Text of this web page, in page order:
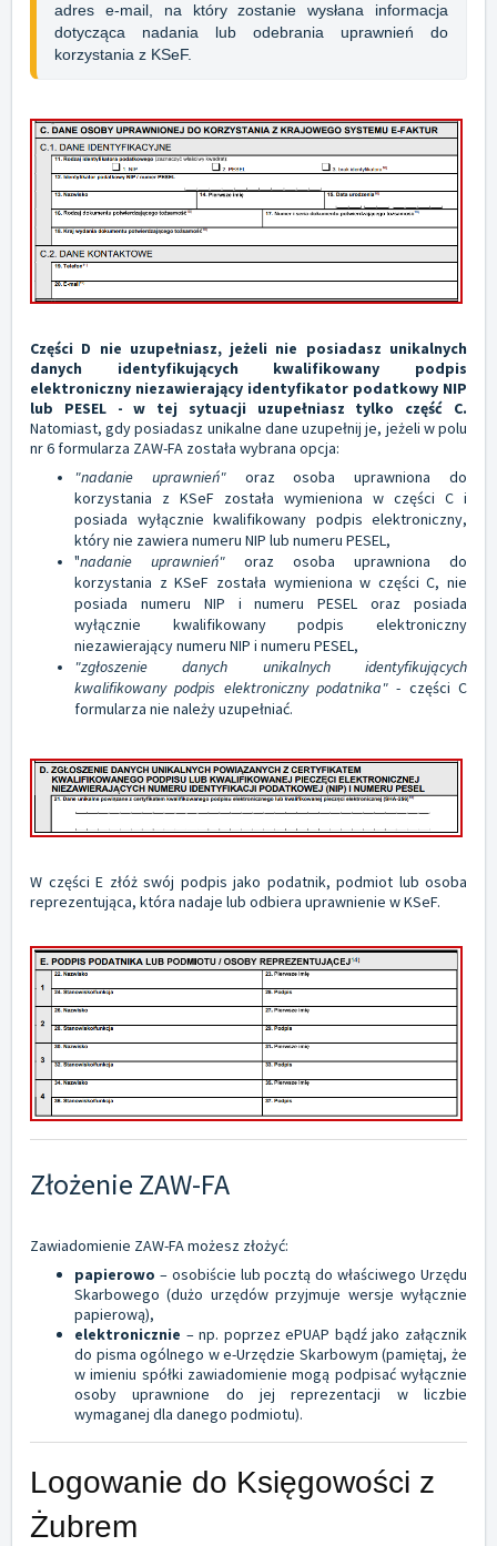
adres e-mail, na który zostanie wysłana informacja
dotycząca nadania lub odebrania uprawnień do
korzystania z KSeF.
Części D nie uzupełniasz, jeżeli nie posiadasz unikalnych
danych identyfikujących kwalifikowany podpis
elektroniczny niezawierający identyfikator podatkowy NIP
lub PESEL - w tej sytuacji uzupełniasz tylko część C.
Natomiast, gdy posiadasz unikalne dane uzupełnij je, jeżeli w polu
nr 6 formularza ZAW-FA została wybrana opcja:
"nadanie uprawnień"oraz osoba uprawniona do
korzystania z KSeF została wymieniona w części C i
posiada wyłącznie kwalifikowany podpis elektroniczny,
który nie zawiera numeru NIP lub numeru PESEL,
"nadanie uprawnień" oraz osoba uprawniona do
korzystania z KSeF została wymieniona w części C, nie
posiada numeru NIP i numeru PESEL oraz posiada
wyłącznie kwalifikowany podpis elektroniczny
niezawierający numeru NIP i numeru PESEL,
"zgłoszenie danych unikalnych identyfikujących
kwalifikowany podpis elektroniczny podatnika" - części C
formularza nie należy uzupełniać.
W części E złóż swój podpis jako podatnik, podmiot lub osoba
reprezentująca, która nadaje lub odbiera uprawnienie w KSeF.
Złożenie ZAW-FA
Zawiadomienie ZAW-FA możesz złożyć:
papierowo – osobiście lub pocztą do właściwego Urzędu
Skarbowego (dużo urzędów przyjmuje wersje wyłącznie
papierową),
elektronicznie – np. poprzez ePUAP bądź jako załącznik
do pisma ogólnego w e-Urzędzie Skarbowym (pamiętaj, że
w imieniu spółki zawiadomienie mogą podpisać wyłącznie
osoby uprawnione do jej reprezentacji w liczbie
wymaganej dla danego podmiotu).
Logowanie do Księgowości z
Żubrem